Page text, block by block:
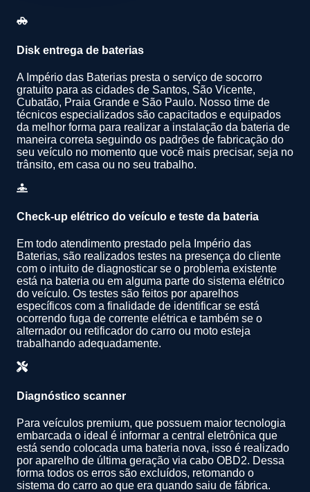
Disk entrega de baterias
A Império das Baterias presta o serviço de socorro
gratuito para as cidades de Santos, São Vicente,
Cubatão, Praia Grande e São Paulo. Nosso time de
técnicos especializados são capacitados e equipados
da melhor forma para realizar a instalação da bateria de
maneira correta seguindo os padrões de fabricação do
seu veículo no momento que você mais precisar, seja no
trânsito, em casa ou no seu trabalho.
Check-up elétrico do veículo e teste da bateria
Em todo atendimento prestado pela Império das
Baterias, são realizados testes na presença do cliente
com o intuito de diagnosticar se o problema existente
está na bateria ou em alguma parte do sistema elétrico
do veículo. Os testes são feitos por aparelhos
específicos com a finalidade de identificar se está
ocorrendo fuga de corrente elétrica e também se o
alternador ou retificador do carro ou moto esteja
trabalhando adequadamente.
Diagnóstico scanner
Para veículos premium, que possuem maior tecnologia
embarcada o ideal é informar a central eletrônica que
está sendo colocada uma bateria nova, isso é realizado
por aparelho de última geração via cabo OBD2. Dessa
forma todos os erros são excluídos, retomando o
sistema do carro ao que era quando saiu de fábrica.